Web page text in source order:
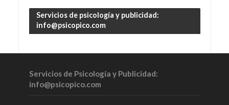
Servicios de psicología y publicidad:
info@psicopico.com
Servicios de Psicología y Publicidad:
info@psicopico.com